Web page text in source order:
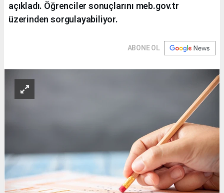
açıkladı. Öğrenciler sonuçlarını meb.gov.tr
üzerinden sorgulayabiliyor.
ABONE OL